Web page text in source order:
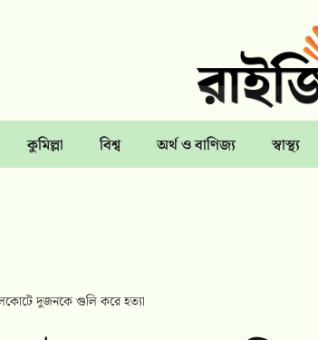
কুমিল্লা বিশ্ব অর্থ ও বাণিজ্য স্বাস্থ্য
দুজনকে গুলি করে হত্যা